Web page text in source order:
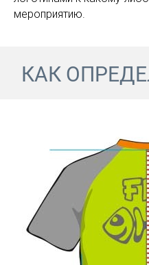
мероприятию.
КАК